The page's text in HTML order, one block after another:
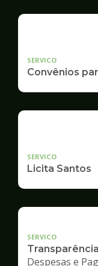
SERVICO
Convênios
SERVICO
Licita Santos
SERVICO
Despesas e